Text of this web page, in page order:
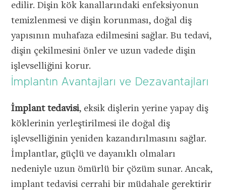
edilir. Dişin kök kanallarındaki enfeksiyonun
temizlenmesi ve dişin korunması, doğal diş
yapısının muhafaza edilmesini sağlar. Bu tedavi,
dişin çekilmesini önler ve uzun vadede dişin
işlevselliğini korur.
İmplantın Avantajları ve Dezavantajları
İmplant tedavisi, eksik dişlerin yerine yapay diş
köklerinin yerleştirilmesi ile doğal diş
işlevselliğinin yeniden kazandırılmasını sağlar.
İmplantlar, güçlü ve dayanıklı olmaları
nedeniyle uzun ömürlü bir çözüm sunar. Ancak,
implant tedavisi cerrahi bir müdahale gerektirir